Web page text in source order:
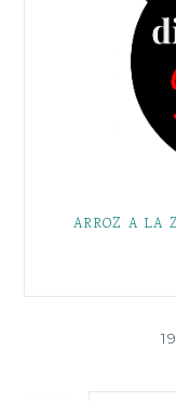
ARROZ A LA